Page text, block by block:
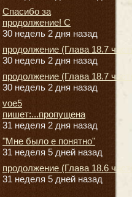
Спасибо за
продолжение! С
30 недель 2 дня назад
продолжение (Глава 18.7 часть
30 недель 2 дня назад
продолжение (Глава 18.7 часть
30 недель 2 дня назад
voe5
пишет:...пропущена
31 неделя 2 дня назад
"Мне было е понятно"
31 неделя 5 дней назад
продолжение (Глава 18.6 часть
31 неделя 5 дней назад